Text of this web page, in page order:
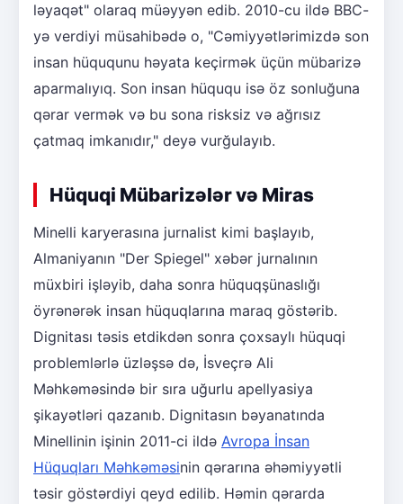
ləyaqət" olaraq müəyyən edib. 2010-cu ildə BBC-
yə verdiyi müsahibədə o, "Cəmiyyətlərimizdə son
insan hüququnu həyata keçirmək üçün mübarizə
aparmalıyıq. Son insan hüququ isə öz sonluğuna
qərar vermək və bu sona risksiz və ağrısız
çatmaq imkanıdır," deyə vurğulayıb.
Hüquqi Mübarizələr və Miras
Minelli karyerasına jurnalist kimi başlayıb,
Almaniyanın "Der Spiegel" xəbər jurnalının
müxbiri işləyib, daha sonra hüquqşünaslığı
öyrənərək insan hüquqlarına maraq göstərib.
Dignitası təsis etdikdən sonra çoxsaylı hüquqi
problemlərlə üzləşsə də, İsveçrə Ali
Məhkəməsində bir sıra uğurlu apellyasiya
şikayətləri qazanıb. Dignitasın bəyanatında
Minellinin işinin 2011-ci ildə Avropa İnsan
Hüquqları Məhkəməsinin qərarına əhəmiyyətli
təsir göstərdiyi qeyd edilib. Həmin qərarda